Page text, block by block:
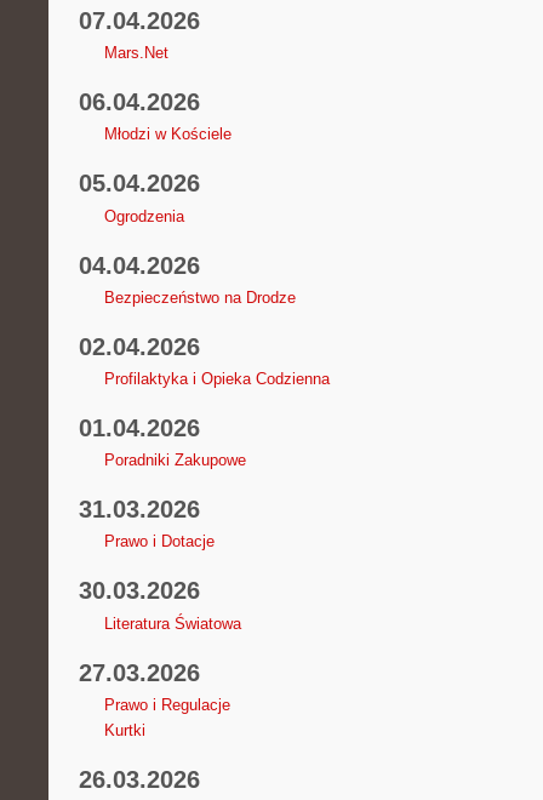
07.04.2026
Mars.Net
06.04.2026
Młodzi w Kościele
05.04.2026
Ogrodzenia
04.04.2026
Bezpieczeństwo na Drodze
02.04.2026
Profilaktyka i Opieka Codzienna
01.04.2026
Poradniki Zakupowe
31.03.2026
Prawo i Dotacje
30.03.2026
Literatura Światowa
27.03.2026
Prawo i Regulacje
Kurtki
26.03.2026